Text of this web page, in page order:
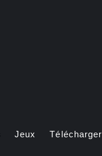
Jeux Télécharger